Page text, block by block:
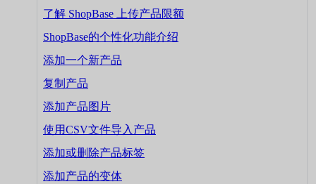
了解 ShopBase 上传产品限额
ShopBase的个性化功能介绍
添加一个新产品
复制产品
添加产品图片
使用CSV文件导入产品
添加或删除产品标签
添加产品的变体